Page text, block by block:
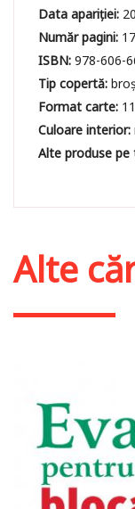
Data apariției:
Număr pagini:
ISBN:978-606-
Tip copertă:
Format carte:
Culoare interior:
Alte